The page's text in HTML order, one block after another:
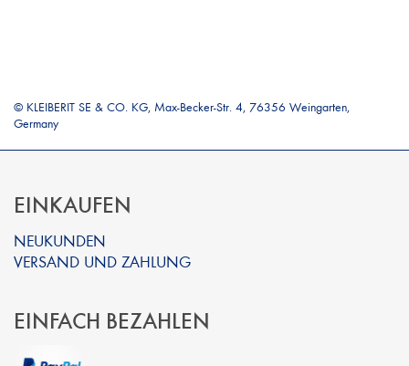
© KLEIBERIT SE & CO. KG, Max-Becker-Str. 4, 76356 Weingarten,
Germany
EINKAUFEN
NEUKUNDEN
VERSAND UND ZAHLUNG
EINFACH BEZAHLEN